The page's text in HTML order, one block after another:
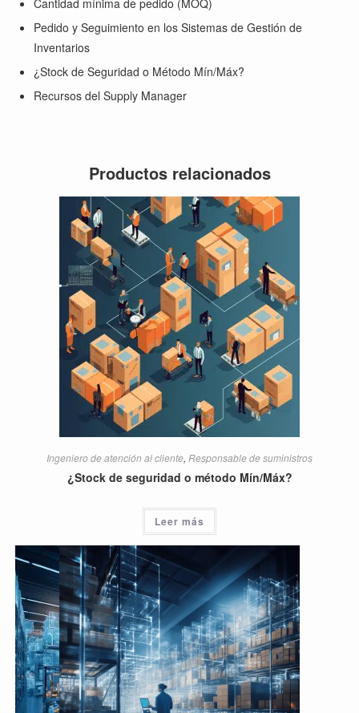
Cantidad mínima de pedido (MOQ)
Pedido y Seguimiento en los Sistemas de Gestión de
Inventarios
¿Stock de Seguridad o Método Mín/Máx?
Recursos del Supply Manager
Productos relacionados
Ingeniero de atención al cliente, Responsable de suministros
¿Stock de seguridad o método Mín/Máx?
Leer más